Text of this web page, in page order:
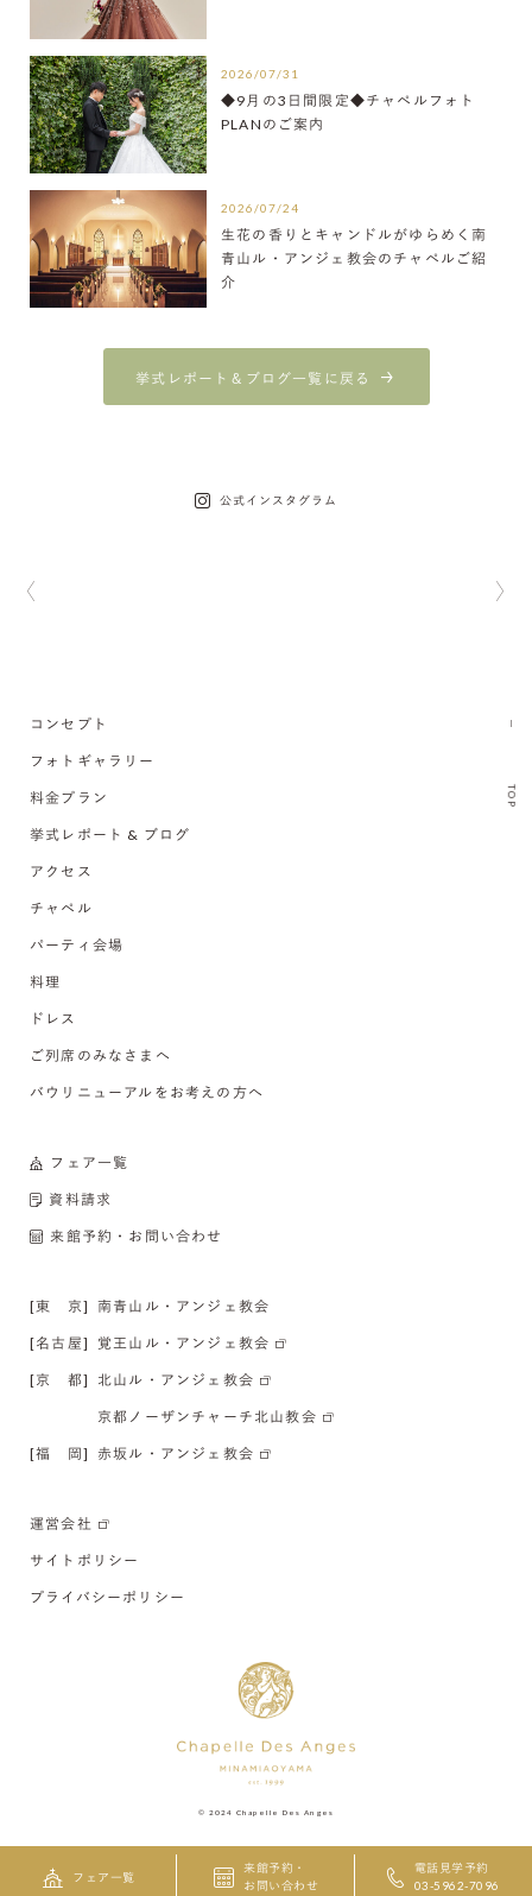
2026/07/31
◆9月の3日間限定◆チャペルフォト
PLANのご案内
2026/07/24
生花の香りとキャンドルがゆらめく南
青山ル・アンジェ教会のチャペルご紹
介
挙式レポート＆ブログ一覧に戻る
公式インスタグラム
TOP
コンセプト
フォトギャラリー
料金プラン
挙式レポート & ブログ
アクセス
チャペル
パーティ会場
料理
ドレス
ご列席のみなさまへ
バウリニューアルをお考えの方へ
フェア一覧
資料請求
来館予約・お問い合わせ
[東 京] 南青山ル・アンジェ教会
[名古屋] 覚王山ル・アンジェ教会
[京 都] 北山ル・アンジェ教会
京都ノーザンチャーチ北山教会
[福 岡] 赤坂ル・アンジェ教会
運営会社
サイトポリシー
プライバシーポリシー
© 2024 Chapelle Des Anges
フェア一覧
来館予約・
お問い合わせ
電話見学予約
03-5962-7096